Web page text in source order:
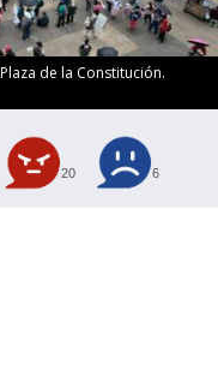
de la Constitución.
20 6